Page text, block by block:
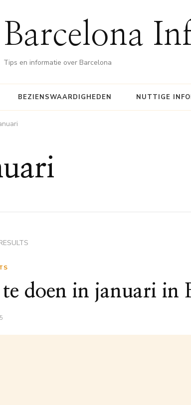
Barcelona
Tips en informatie over Barcelona
BEZIENSWAARDIGHEDEN NUTTIGE
doen in januari in